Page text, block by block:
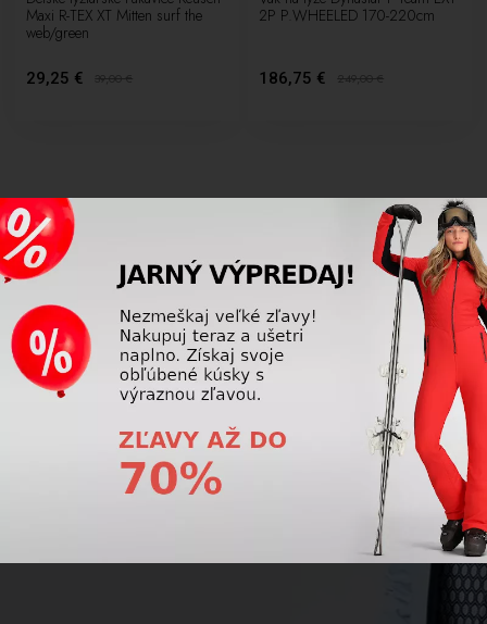
Maxi R-TEX XT Mitten surf the
web/green
29,25 € 39,00€
2P P.WHEELED 170-220cm
186,75 € 249,00€
SKI DEPOT
Poškodil sa Vám výstroj kvôli nedostatočnému
ošetreniu po použití? Máme pre Vás riešenie